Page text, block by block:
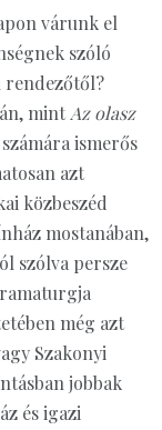
várunk el
szóló
rendezőtől?
mintAz olasz
ismerős
azt
közbeszéd
mostanában,
szólva persze
még azt
Szakonyi
jobbak
és igazi